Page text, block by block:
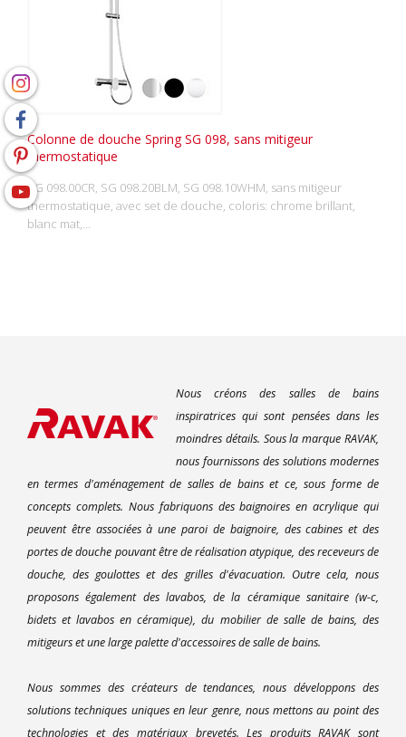
Colonne de douche Spring SG 098, sans mitigeur
thermostatique
SG 098.00CR, SG 098.20BLM, SG 098.10WHM, sans mitigeur
thermostatique, avec set de douche, coloris: chrome brillant,
blanc mat,…
Nous créons des salles de bains
inspiratrices qui sont pensées dans les
moindres détails. Sous la marque RAVAK,
nous fournissons des solutions modernes
en termes d'aménagement de salles de bains et ce, sous forme de
concepts complets. Nous fabriquons des baignoires en acrylique qui
peuvent être associées à une paroi de baignoire, des cabines et des
portes de douche pouvant être de réalisation atypique, des receveurs de
douche, des goulottes et des grilles d'évacuation. Outre cela, nous
proposons également des lavabos, de la céramique sanitaire (w-c,
bidets et lavabos en céramique), du mobilier de salle de bains, des
mitigeurs et une large palette d'accessoires de salle de bains.
Nous sommes des créateurs de tendances, nous développons des
solutions techniques uniques en leur genre, nous mettons au point des
technologies et des matériaux brevetés. Les produits RAVAK sont